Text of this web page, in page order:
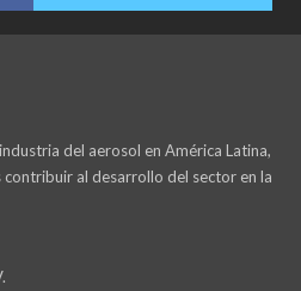
del aerosol en América Latina,
al desarrollo del sector en la